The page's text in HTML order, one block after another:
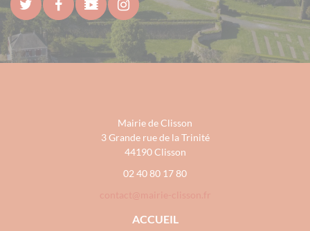
Mairie de Clisson
3 Grande rue de la Trinité
44190 Clisson
02 40 80 17 80
ACCUEIL